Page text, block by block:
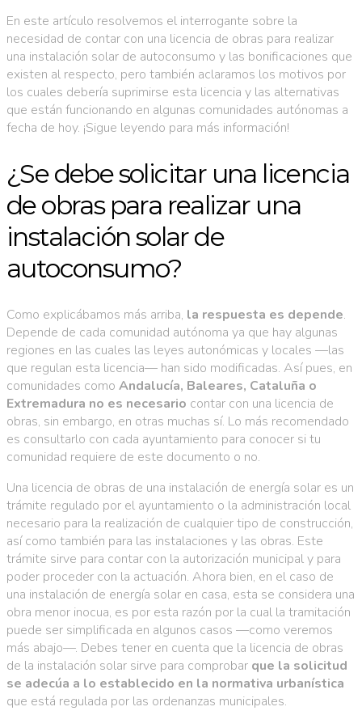
En este artículo resolvemos el interrogante sobre la
necesidad de contar con una licencia de obras para realizar
una instalación solar de autoconsumo y las bonificaciones que
existen al respecto, pero también aclaramos los motivos por
los cuales debería suprimirse esta licencia y las alternativas
que están funcionando en algunas comunidades autónomas a
fecha de hoy. ¡Sigue leyendo para más información!
¿Se debe solicitar una licencia
de obras para realizar una
instalación solar de
autoconsumo?
Como explicábamos más arriba, la respuesta es depende.
Depende de cada comunidad autónoma ya que hay algunas
regiones en las cuales las leyes autonómicas y locales —las
que regulan esta licencia— han sido modificadas. Así pues, en
comunidades como Andalucía, Baleares, Cataluña o
Extremadura no es necesario contar con una licencia de
obras, sin embargo, en otras muchas sí. Lo más recomendado
es consultarlo con cada ayuntamiento para conocer si tu
comunidad requiere de este documento o no.
Una licencia de obras de una instalación de energía solar es un
trámite regulado por el ayuntamiento o la administración local
necesario para la realización de cualquier tipo de construcción,
así como también para las instalaciones y las obras. Este
trámite sirve para contar con la autorización municipal y para
poder proceder con la actuación. Ahora bien, en el caso de
una instalación de energía solar en casa, esta se considera una
obra menor inocua, es por esta razón por la cual la tramitación
puede ser simplificada en algunos casos —como veremos
más abajo—. Debes tener en cuenta que la licencia de obras
de la instalación solar sirve para comprobar que la solicitud
se adecúa a lo establecido en la normativa urbanística
que está regulada por las ordenanzas municipales.